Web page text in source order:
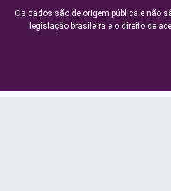
Os dados são de origem pública e não
legislação brasileira e o direito de